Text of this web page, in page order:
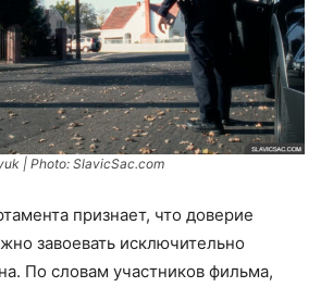
| Photo: SlavicSac.com
признает, что доверие
завоевать исключительно
По словам участников фильма,